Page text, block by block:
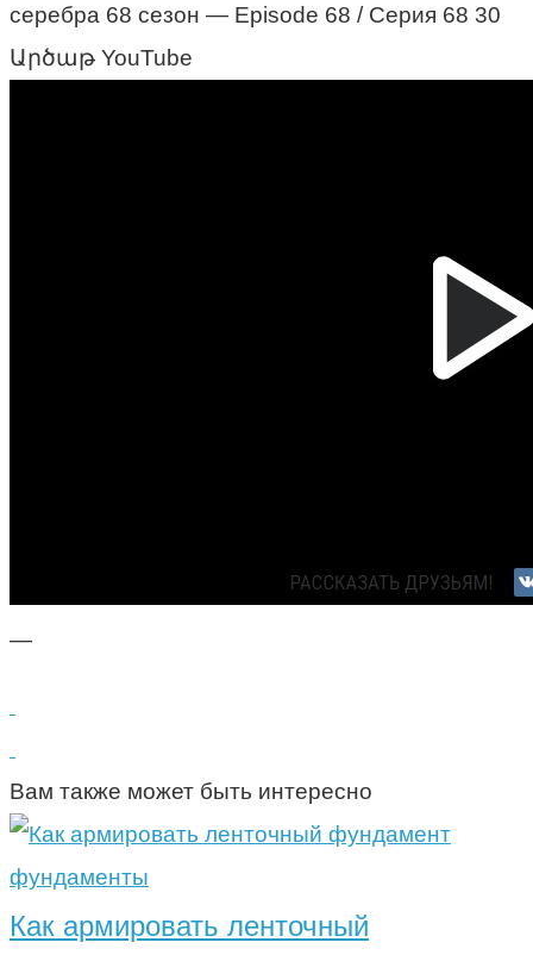
серебра 68 сезон — Episode 68 / Серия 68 30
Արծաթ YouTube
—
Вам также может быть интересно
фундаменты
Как армировать ленточный